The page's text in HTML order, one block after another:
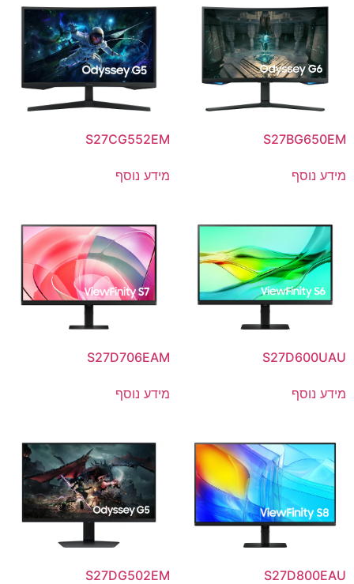
S27BG650EM
מידע נוסף
S27CG552EM
מידע נוסף
S27D600UAU
מידע נוסף
S27D706EAM
מידע נוסף
S27D800EAU
S27DG502EM